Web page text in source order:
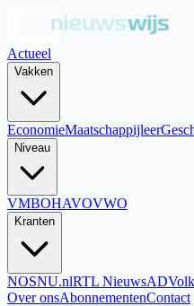
Actueel
Vakken
EconomieMaatschappijleer
Niveau
VMBOHAVOVWO
Kranten
NOSNU.nlRTL NieuwsAD
Over onsAbonnementenContact